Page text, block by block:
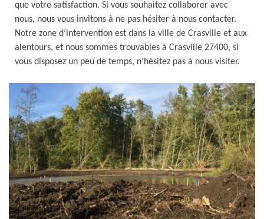
que votre satisfaction. Si vous souhaitez collaborer avec
nous, nous vous invitons à ne pas hésiter à nous contacter.
Notre zone d’intervention est dans la ville de Crasville et aux
alentours, et nous sommes trouvables à Crasville 27400, si
vous disposez un peu de temps, n’hésitez pas à nous visiter.